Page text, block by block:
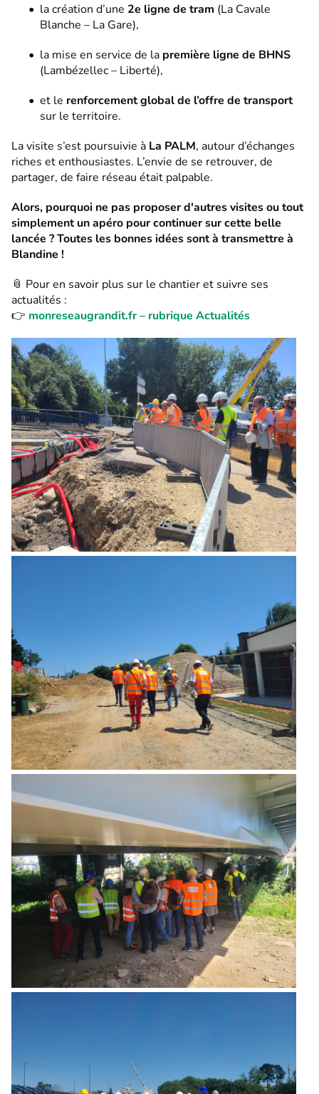
la création d’une 2e ligne de tram (La Cavale
Blanche – La Gare),
la mise en service de la première ligne de BHNS
(Lambézellec – Liberté),
et le renforcement global de l’offre de transport
sur le territoire.
La visite s’est poursuivie à La PALM, autour d’échanges
riches et enthousiastes. L’envie de se retrouver, de
partager, de faire réseau était palpable.
Alors, pourquoi ne pas proposer d'autres visites ou tout
simplement un apéro pour continuer sur cette belle
lancée ? Toutes les bonnes idées sont à transmettre à
Blandine !
📎 Pour en savoir plus sur le chantier et suivre ses
actualités :
👉 monreseaugrandit.fr – rubrique Actualités